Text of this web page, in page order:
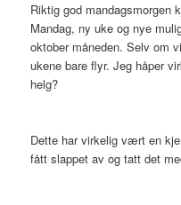
Riktig god mandagsmorgen
Mandag, ny uke og nye
oktober måneden. Selv om
ukene bare flyr. Jeg håper
helg?
Dette har virkelig vært en
fått slappet av og tatt det